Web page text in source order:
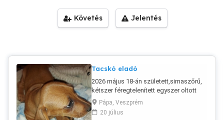
Követés Jelentés
Tacskó eladó
2026 május 18-án született,simaszőrű,
kétszer féregtelenített egyszer oltott
tacskó kölykök eladók. Az ár színtől
változik.
Pápa, Veszprém
20 július